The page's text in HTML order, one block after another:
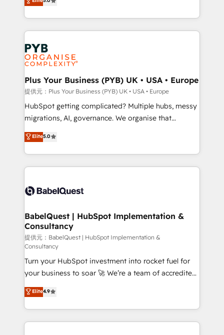
Marketing, Sales, Operations, and Service Hubs. -
Ongoing optimization, managed support, and
scalable retainers. Let’s make HubSpot your most
powerful growth engine. Built to convert, scale, and
drive results.
paid media, content marketing, AEO and GEO (AI
search optimisation), and HubSpot Content Hub and
WordPress development. We work with enterprise
and growth-led companies across technology,
professional services, financial services and
industrial sectors. Offices in Johannesburg, Cape
Town, Dubai & London. 500+ HubSpot CRM
implementations delivered. AI visibility coverage
across ChatGPT, Claude, Perplexity, Gemini and
Google AI Overviews. HubSpot Impact Award -
Innovation HubSpot Impact Award - Platform
Migration Excellence HubSpot Impact Award -
accreditations with HubSpot.
Plus Your Business (PYB) UK • USA • Europe
提供元：Plus Your Business (PYB) UK • USA • Europe
HubSpot getting complicated? Multiple hubs, messy
migrations, AI, governance. We organise that
complexity, so your team can put HubSpot to work...
Welcome to our Profile! We help with: • CRM
implementation, reports, workflows, and team
training • CRM migration from Salesforce, Pipedrive,
custom API integrations • AI governance for
Boutique 'Elite' team of 12 • 150+ clients across Sales
Hub, Marketing Hub, Service Hub, Data Hub and
CMS • ISO/IEC 27001:2022, ISO 9001:2015, and ISO
42001:2023 certified - the AI management standard •
GuardHub: our AI governance framework, built on
ISO 42001 Ready for the next step? Click the 👈
'𝗖𝗼𝗻𝘁𝗮𝗰𝘁 𝗯𝘂𝘀𝗶𝗻𝗲𝘀𝘀' button to get in touch (𝘸𝘦'𝘳𝘦
𝘴𝘶𝘱𝘦𝘳 𝘳𝘦𝘴𝘱𝘰𝘯𝘴𝘪𝘷𝘦)
Elite5.0
BabelQuest | HubSpot Implementation &
Consultancy
提供元：BabelQuest | HubSpot Implementation &
Consultancy
Turn your HubSpot investment into rocket fuel for
your business to soar 🚀 We’re a team of accredited
HubSpot experts ready to help you. We can
implement the platform into complex business
environments, optimise what you've got and make
sure you can actually use it, build your website in
Elite4.9